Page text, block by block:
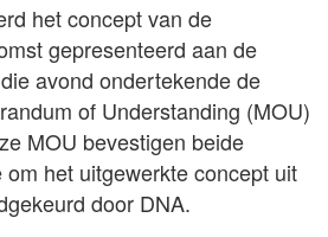
het concept van de
gepresenteerd aan de
avond ondertekende de
of Understanding (MOU)
MOU bevestigen beide
het uitgewerkte concept uit
door DNA.